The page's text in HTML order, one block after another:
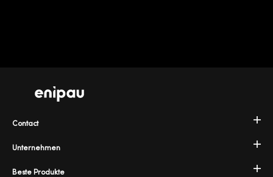
Unternehmen
Beste Produkte
Contact